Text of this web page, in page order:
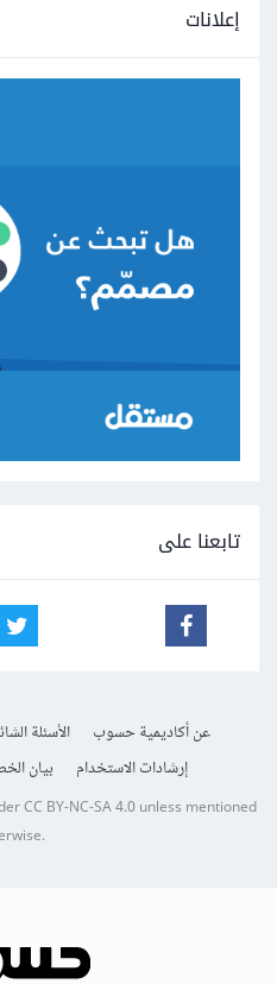
إعلانات
تابعنا على
عن أكاديمية حسوب الأسئلة
إرشادات الاستخدام
بيان
CC BY-NC-SA 4.0unless mentioned